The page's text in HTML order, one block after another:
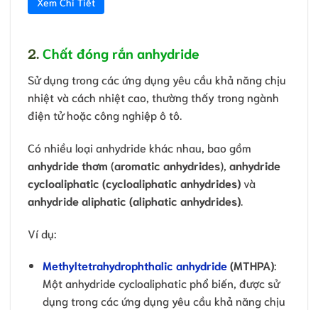
2. Chất đóng rắn anhydride
Sử dụng trong các ứng dụng yêu cầu khả năng chịu
nhiệt và cách nhiệt cao, thường thấy trong ngành
điện tử hoặc công nghiệp ô tô.
Có nhiều loại anhydride khác nhau, bao gồm
anhydride thơm (aromatic anhydrides), anhydride
cycloaliphatic (cycloaliphatic anhydrides)và
anhydride aliphatic (aliphatic anhydrides)
Ví dụ:
Methyltetrahydrophthalic anhydride(MTHPA):
Một anhydride cycloaliphatic phổ biến, được sử
dụng trong các ứng dụng yêu cầu khả năng chịu